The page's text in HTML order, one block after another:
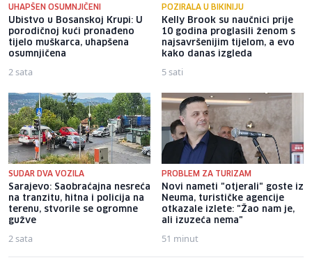
UHAPŠEN OSUMNJIČENI
Ubistvo u Bosanskoj Krupi: U
porodičnoj kući pronađeno
tijelo muškarca, uhapšena
osumnjičena
2 sata
POZIRALA U BIKINIJU
Kelly Brook su naučnici prije
10 godina proglasili ženom s
najsavršenijim tijelom, a evo
kako danas izgleda
5 sati
SUDAR DVA VOZILA
Sarajevo: Saobraćajna nesreća
na tranzitu, hitna i policija na
terenu, stvorile se ogromne
gužve
2 sata
PROBLEM ZA TURIZAM
Novi nameti "otjerali" goste iz
Neuma, turističke agencije
otkazale izlete: "Žao nam je,
ali izuzeća nema"
51 minut